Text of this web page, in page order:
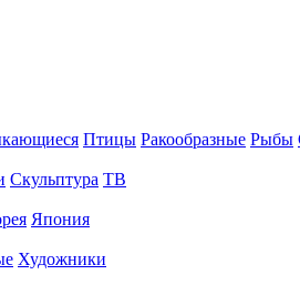
Птицы Ракообразные Рыбы
Скульптура ТВ
Япония
Художники